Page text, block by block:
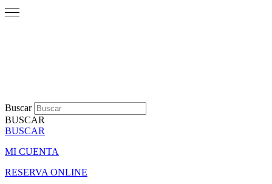
Buscar
BUSCAR
BUSCAR
MI CUENTA
RESERVA ONLINE